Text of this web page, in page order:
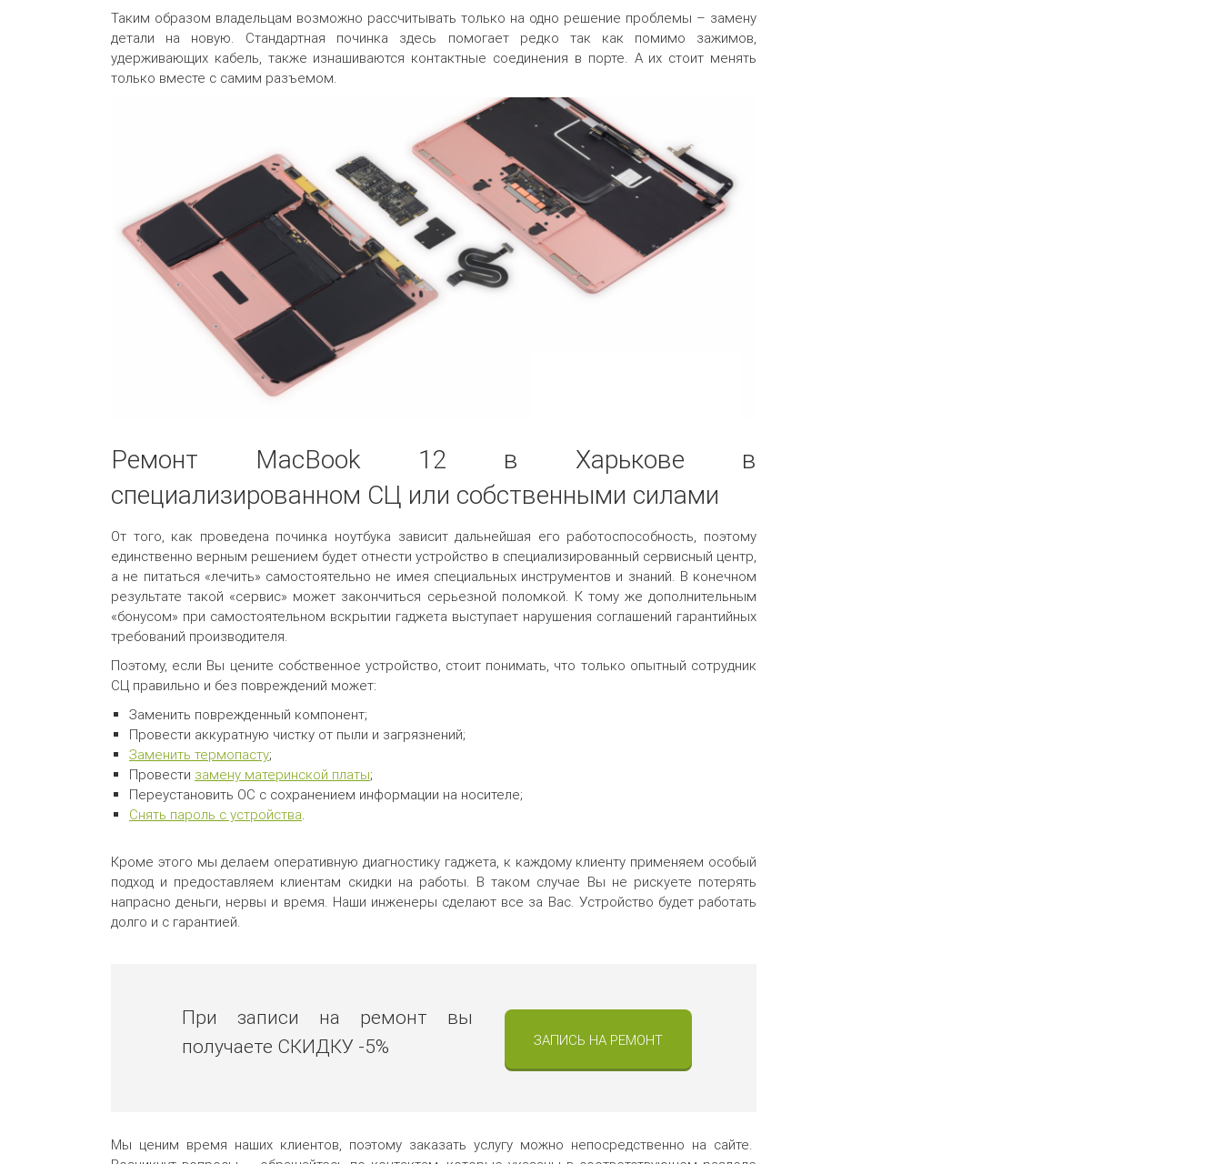
Таким образом владельцам возможно рассчитывать только на одно решение проблемы – замену
детали на новую. Стандартная починка здесь помогает редко так как помимо зажимов,
удерживающих кабель, также изнашиваются контактные соединения в порте. А их стоит менять
только вместе с самим разъемом.
Ремонт MacBook 12 в Харькове в
специализированном СЦ или собственными силами
От того, как проведена починка ноутбука зависит дальнейшая его работоспособность, поэтому
единственно верным решением будет отнести устройство в специализированный сервисный центр,
а не питаться «лечить» самостоятельно не имея специальных инструментов и знаний. В конечном
результате такой «сервис» может закончиться серьезной поломкой. К тому же дополнительным
«бонусом» при самостоятельном вскрытии гаджета выступает нарушения соглашений гарантийных
требований производителя.
Поэтому, если Вы цените собственное устройство, стоит понимать, что только опытный сотрудник
СЦ правильно и без повреждений может:
Заменить поврежденный компонент;
Провести аккуратную чистку от пыли и загрязнений;
Заменить термопасту;
Провести замену материнской платы;
Переустановить ОС с сохранением информации на носителе;
Снять пароль с устройства.
Кроме этого мы делаем оперативную диагностику гаджета, к каждому клиенту применяем особый
подход и предоставляем клиентам скидки на работы. В таком случае Вы не рискуете потерять
напрасно деньги, нервы и время. Наши инженеры сделают все за Вас. Устройство будет работать
долго и с гарантией.
При записи на ремонт вы
получаете СКИДКУ -5% ЗАПИСЬ НА РЕМОНТ
Мы ценим время наших клиентов, поэтому заказать услугу можно непосредственно на сайте.